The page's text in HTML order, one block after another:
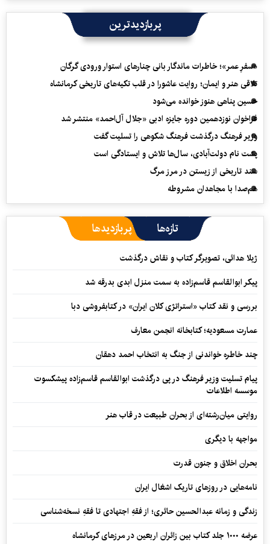
پربازدیدترین
«سفرِ عمر»؛ خاطرات ماندگار بانی چنارهای استوار ورودی گرگان
تلاقی هنر و ایمان؛ روایت عاشورا در قلب تکیه‌های تاریخی کرمانشاه
حسین پناهی هنوز خوانده می‌شود
فراخوان نوزدهمین دوره جایزه ادبی «جلال آل‌احمد» منتشر شد
وزیر فرهنگ درگذشت فرهنگ شکوهی را تسلیت گفت
پشت نام دولت‌آبادی، سال‌ها تلاش و ایستادگی است
سند تاریخی از زیستن در مرز مرگ
هم‌صدا با مجاهدان مشروطه
تازه‌ها پربازدیدها
ژیلا هدائی، تصویرگر کتاب و نقاش درگذشت
پیکر ابوالقاسم قاسم‌زاده به سمت منزل ابدی بدرقه شد
بررسی و نقد کتاب «استراتژی کلان ایران» در کتابفروشی دبا
عمارت مسعودیه؛ کتابخانه انجمن معارف
چند خاطره خواندنی از جنگ به انتخاب احمد دهقان
پیام تسلیت وزیر فرهنگ در پی درگذشت ابوالقاسم قاسم‌زاده پیشکسوت
موسسه اطلاعات
روایتی میان‌رشته‌ای از بحران طبیعت در قاب هنر
مواجهه با دیگری
بحران اخلاق و جنون قدرت
نامه‌هایی در روزهای تاریک اشغال ایران
زندگی و زمانه عبدالحسین حائری؛ از فقهِ اجتهادی تا فقهِ نسخه‌شناسی
عرضه ۱۰۰۰ جلد کتاب بین زائران اربعین در مرزهای کرمانشاه